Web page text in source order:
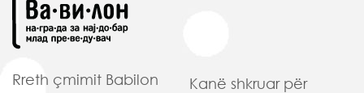
Rreth çmimit Babilon
Kanë shkruar për